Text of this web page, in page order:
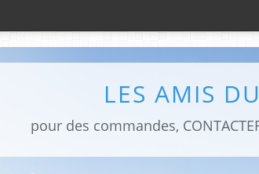
LES AMIS
pour des commandes,